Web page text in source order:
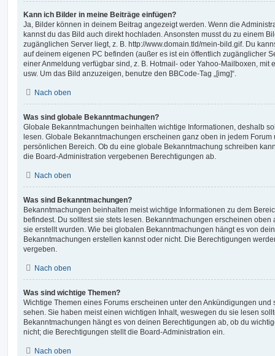
Kann ich Bilder in meine Beiträge einfügen?
Ja, Bilder können in deinem Beitrag angezeigt werden. Wenn die
kannst du das Bild auch direkt hochladen. Ansonsten musst du zu einem
zugänglichen Server liegt, z. B. http://www.domain.tld/mein-bild.gif. Du
auf deinem eigenen PC befinden (außer es ist ein öffentlich zugänglicher
einer Anmeldung verfügbar sind, z. B. Hotmail- oder Yahoo-Mailboxen, mit
usw. Um das Bild anzuzeigen, benutze den BBCode-Tag „[img]“.
Nach oben
Was sind globale Bekanntmachungen?
Globale Bekanntmachungen beinhalten wichtige Informationen, deshalb
lesen. Globale Bekanntmachungen erscheinen ganz oben in jedem
persönlichen Bereich. Ob du eine globale Bekanntmachung schreiben
die Board-Administration vergebenen Berechtigungen ab.
Nach oben
Was sind Bekanntmachungen?
Bekanntmachungen beinhalten meist wichtige Informationen zu dem
befindest. Du solltest sie stets lesen. Bekanntmachungen erscheinen oben
sie erstellt wurden. Wie bei globalen Bekanntmachungen hängt es von
Bekanntmachungen erstellen kannst oder nicht. Die Berechtigungen
vergeben.
Nach oben
Was sind wichtige Themen?
Wichtige Themen eines Forums erscheinen unter den Ankündigungen und
sehen. Sie haben meist einen wichtigen Inhalt, weswegen du sie lesen
Bekanntmachungen hängt es von deinen Berechtigungen ab, ob du
nicht; die Berechtigungen stellt die Board-Administration ein.
Nach oben